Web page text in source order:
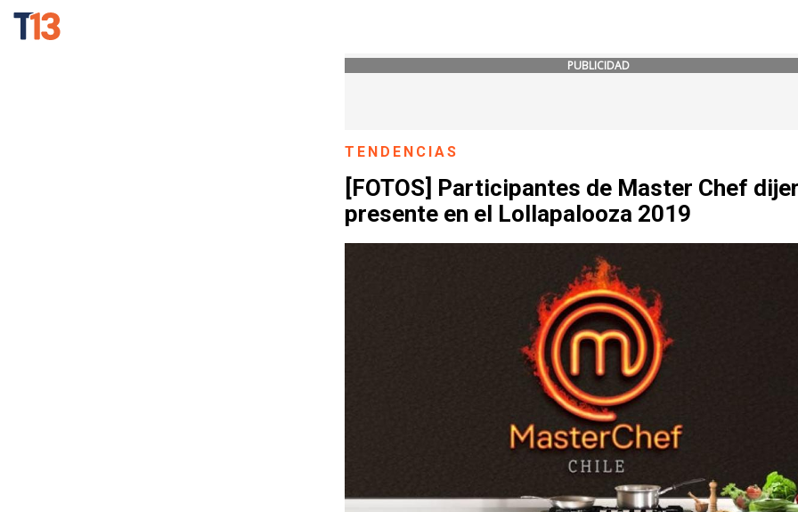
PUBLICIDAD
TENDENCIAS
[FOTOS] Participantes de Master Chef
presente en el Lollapalooza 2019